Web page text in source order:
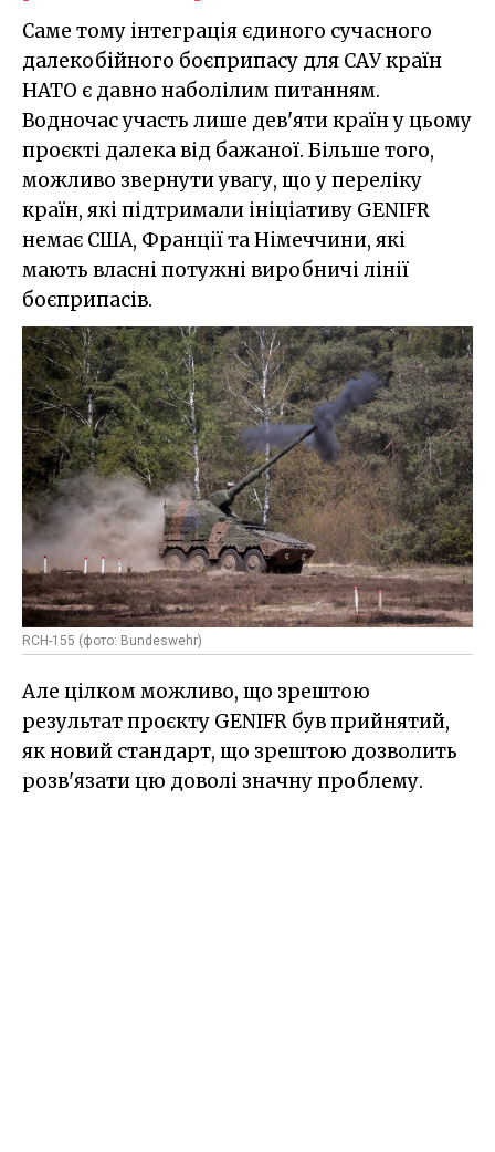
Саме тому інтеграція єдиного сучасного
далекобійного боєприпасу для САУ країн
НАТО є давно наболілим питанням.
Водночас участь лише дев'яти країн у цьому
проєкті далека від бажаної. Більше того,
можливо звернути увагу, що у переліку
країн, які підтримали ініціативу GENIFR
немає США, Франції та Німеччини, які
мають власні потужні виробничі лінії
боєприпасів.
RCH-155 (фото: Bundeswehr)
Але цілком можливо, що зрештою
результат проєкту GENIFR був прийнятий,
як новий стандарт, що зрештою дозволить
розв'язати цю доволі значну проблему.